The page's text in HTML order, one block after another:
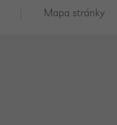
Mapa stránky